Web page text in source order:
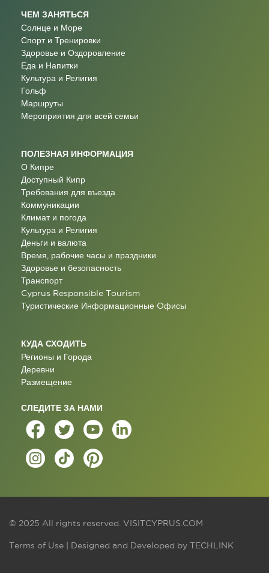
ЧЕМ ЗАНЯТЬСЯ
Солнце и Море
Спорт и Тренировки
Здоровье и Оздоровление
Еда и Напитки
Культура и Религия
Гольф
Маршруты
Мероприятия для всей семьи
ПОЛЕЗНАЯ ИНФОРМАЦИЯ
О Кипре
Доступный Кипр
Требования для въезда
Коммуникации
Климат и погода
Культура и Религия
Деньги и валюта
Время, рабочие часы и праздники
Здоровье и безопасность
Транспорт
Cyprus Responsible Tourism
Туристические Информационные Oфисы
КУДА СХОДИТЬ
Регионы и Города
Деревни
Размещение
СЛЕДИТЕ ЗА НАМИ
© 2025 All rights reserved. VISITCYPRUS.COM
Terms of Use | Designed and Developed by TECHLINK